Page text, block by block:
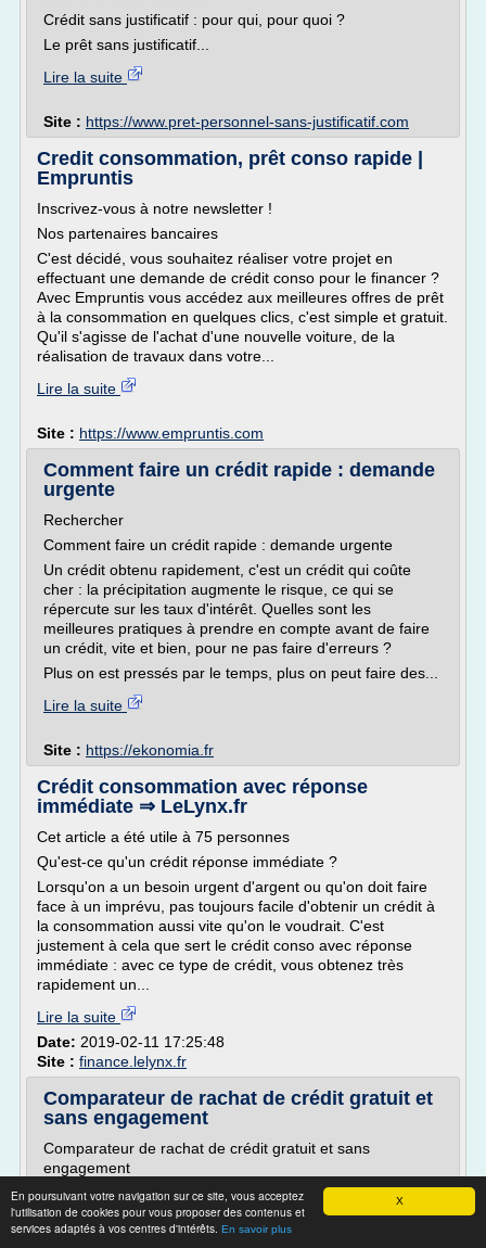
X
En poursuivant votre navigation sur ce site, vous acceptez
l'utilisation de cookies pour vous proposer des contenus et
services adaptés à vos centres d'intérêts. En savoir plus
Crédit sans justificatif : pour qui, pour quoi ?
Le prêt sans justificatif...
Lire la suite
Site : https://www.pret-personnel-sans-justificatif.com
Credit consommation, prêt conso rapide |
Empruntis
Inscrivez-vous à notre newsletter !
Nos partenaires bancaires
C'est décidé, vous souhaitez réaliser votre projet en
effectuant une demande de crédit conso pour le financer ?
Avec Empruntis vous accédez aux meilleures offres de prêt
à la consommation en quelques clics, c'est simple et gratuit.
Qu'il s'agisse de l'achat d'une nouvelle voiture, de la
réalisation de travaux dans votre...
Lire la suite
Site : https://www.empruntis.com
Comment faire un crédit rapide : demande
urgente
Rechercher
Comment faire un crédit rapide : demande urgente
Un crédit obtenu rapidement, c'est un crédit qui coûte
cher : la précipitation augmente le risque, ce qui se
répercute sur les taux d'intérêt. Quelles sont les
meilleures pratiques à prendre en compte avant de faire
un crédit, vite et bien, pour ne pas faire d'erreurs ?
Plus on est pressés par le temps, plus on peut faire des...
Lire la suite
Site : https://ekonomia.fr
Crédit consommation avec réponse
immédiate ⇒ LeLynx.fr
Cet article a été utile à 75 personnes
Qu'est-ce qu'un crédit réponse immédiate ?
Lorsqu'on a un besoin urgent d'argent ou qu'on doit faire
face à un imprévu, pas toujours facile d'obtenir un crédit à
la consommation aussi vite qu'on le voudrait. C'est
justement à cela que sert le crédit conso avec réponse
immédiate : avec ce type de crédit, vous obtenez très
rapidement un...
Lire la suite
Date: 2019-02-11 17:25:48
Site : finance.lelynx.fr
Comparateur de rachat de crédit gratuit et
sans engagement
Comparateur de rachat de crédit gratuit et sans
engagement
Définition du rachat de crédit propriétaire et locataire pour
sortir du surendettement
Le rachat de crédit est généralement divisé en 2 grandes